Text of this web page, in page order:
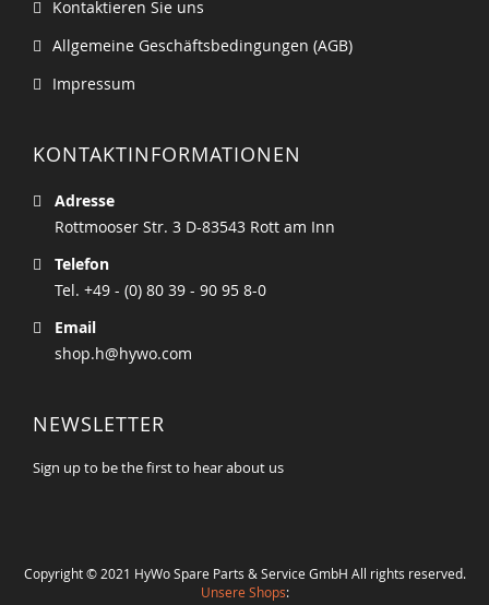
Kontaktieren Sie uns
Allgemeine Geschäftsbedingungen (AGB)
Impressum
KONTAKTINFORMATIONEN
Adresse
Rottmooser Str. 3 D-83543 Rott am Inn
Telefon
Tel. +49 - (0) 80 39 - 90 95 8-0
Email
shop.h@hywo.com
NEWSLETTER
Sign up to be the first to hear about us
Copyright © 2021 HyWo Spare Parts & Service GmbH All rights reserved.
Unsere Shops: